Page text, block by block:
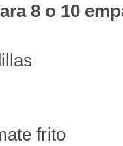
8 o 10
frito